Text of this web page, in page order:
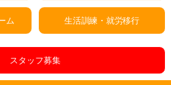
ム 生活訓練・就労移行
スタッフ募集